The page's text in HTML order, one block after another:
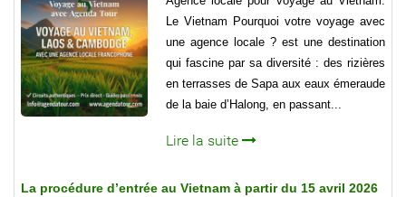
Le Vietnam Pourquoi votre voyage avec
une agence locale ? est une destination
qui fascine par sa diversité : des rizières
en terrasses de Sapa aux eaux émeraude
de la baie d’Halong, en passant...
Lire la suite
La procédure d’entrée au Vietnam à partir du 15 avril 2026